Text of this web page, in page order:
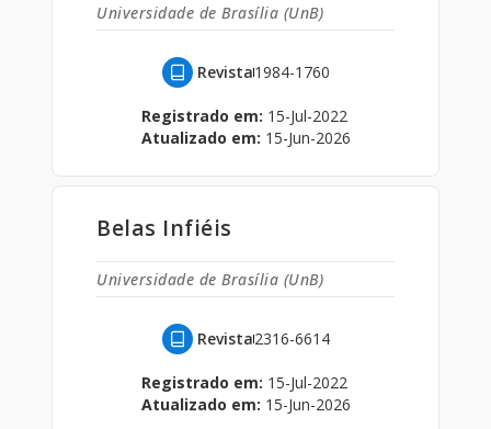
Universidade de Brasília (UnB)
Revista1984-1760
Registrado em: 15-Jul-2022
Atualizado em: 15-Jun-2026
Belas Infiéis
Universidade de Brasília (UnB)
Revista2316-6614
Registrado em: 15-Jul-2022
Atualizado em: 15-Jun-2026